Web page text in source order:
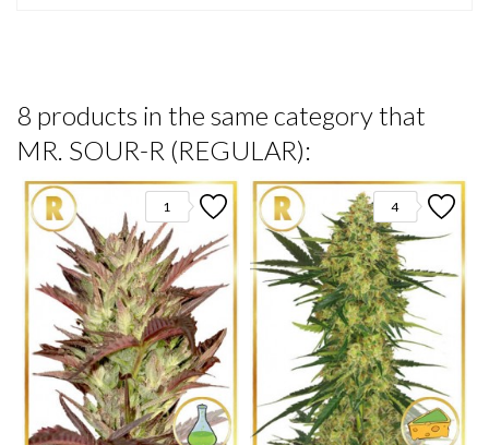
8 products in the same category that
MR. SOUR-R (REGULAR):
1 4